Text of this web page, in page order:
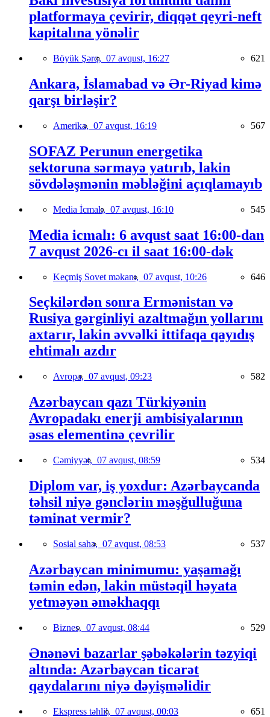
platformaya çevirir, diqqət qeyri-neft
kapitalına yönəlir
Böyük Şərq, 07 avqust, 16:27 621
Ankara, İslamabad və Ər-Riyad kimə
qarşı birləşir?
Amerika, 07 avqust, 16:19 567
SOFAZ Perunun energetika
sektoruna sərmayə yatırıb, lakin
sövdələşmənin məbləğini açıqlamayıb
Media İcmalı, 07 avqust, 16:10 545
Media icmalı: 6 avqust saat 16:00-dan
7 avqust 2026-cı il saat 16:00-dək
Keçmiş Sovet məkanı, 07 avqust, 10:26 646
Seçkilərdən sonra Ermənistan və
Rusiya gərginliyi azaltmağın yollarını
axtarır, lakin əvvəlki ittifaqa qayıdış
ehtimalı azdır
Avropa, 07 avqust, 09:23 582
Azərbaycan qazı Türkiyənin
Avropadakı enerji ambisiyalarının
əsas elementinə çevrilir
Cəmiyyət, 07 avqust, 08:59 534
Diplom var, iş yoxdur: Azərbaycanda
təhsil niyə gənclərin məşğulluğuna
təminat vermir?
Sosial sahə, 07 avqust, 08:53 537
Azərbaycan minimumu: yaşamağı
təmin edən, lakin müstəqil həyata
yetməyən əməkhaqqı
Biznes, 07 avqust, 08:44 529
Ənənəvi bazarlar şəbəkələrin təzyiqi
altında: Azərbaycan ticarət
qaydalarını niyə dəyişməlidir
Ekspress təhlil, 07 avqust, 00:03 651